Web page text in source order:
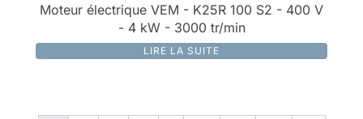
Moteur électrique VEM - K25R 100 S2 - 400 V
- 4 kW - 3000 tr/min
LIRE LA SUITE